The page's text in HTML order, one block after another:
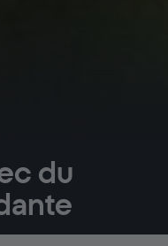
du